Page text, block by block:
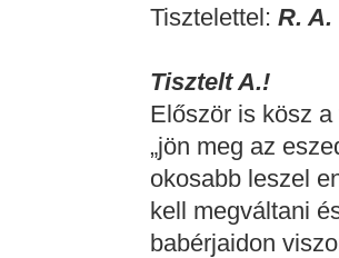
Tisztelettel: R. A.
Tisztelt A.!
Először is kösz
„jön meg az
okosabb leszel
kell megváltani
babérjaidon